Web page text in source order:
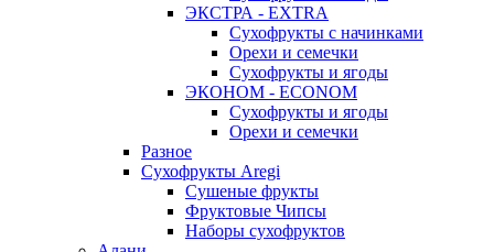
ЭКСТРА - EXTRA
Сухофрукты с начинками
Орехи и семечки
Сухофрукты и ягоды
ЭКОНОМ - ECONOM
Сухофрукты и ягоды
Орехи и семечки
Разное
Сухофрукты Aregi
Сушеные фрукты
Фруктовые Чипсы
Наборы сухофруктов